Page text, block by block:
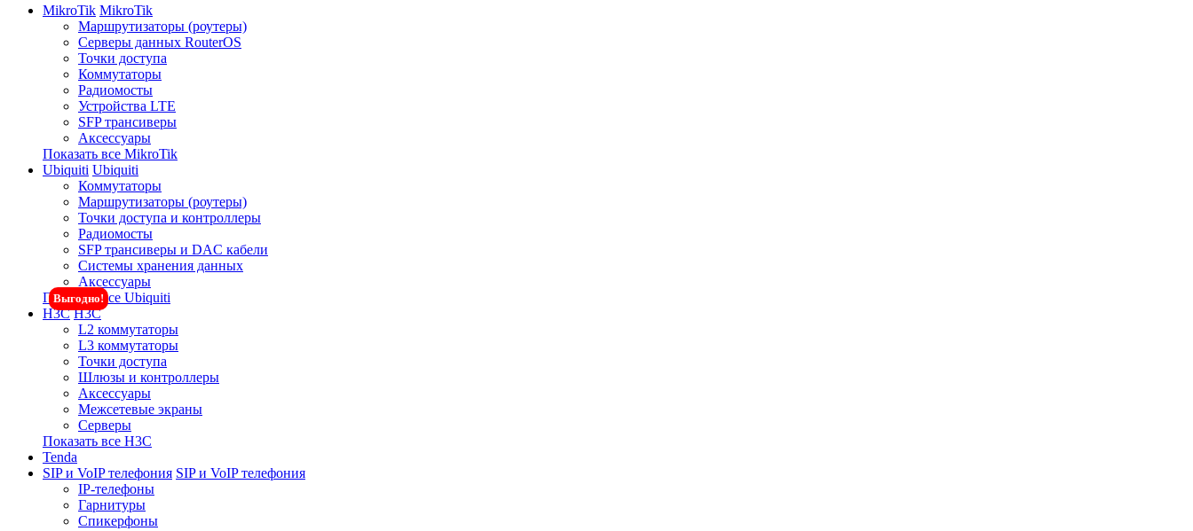
MikroTik MikroTik
Маршрутизаторы (роутеры)
Серверы данных RouterOS
Точки доступа
Коммутаторы
Радиомосты
Устройства LTE
SFP трансиверы
Аксессуары
Показать все MikroTik
Ubiquiti Ubiquiti
Коммутаторы
Маршрутизаторы (роутеры)
Точки доступа и контроллеры
Радиомосты
SFP трансиверы и DAC кабели
Системы хранения данных
Аксессуары
Показать все Ubiquiti
H3C
Выгодно!
H3C
L2 коммутаторы
L3 коммутаторы
Точки доступа
Шлюзы и контроллеры
Аксессуары
Межсетевые экраны
Серверы
Показать все H3C
Tenda
SIP и VoIP телефония SIP и VoIP телефония
IP-телефоны
Гарнитуры
Спикерфоны